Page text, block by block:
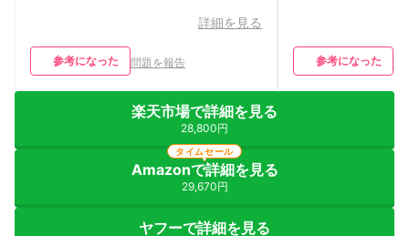
詳細を見る
参考になった 問題を報告 参考になった
楽天市場で詳細を見る
28,800円
Amazonで詳細を見る
29,670円
タイムセール
ヤフーで詳細を見る